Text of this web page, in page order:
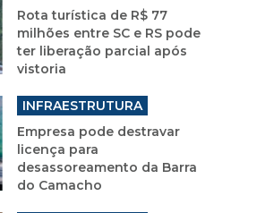
Rota turística de R$ 77
milhões entre SC e RS pode
ter liberação parcial após
vistoria
INFRAESTRUTURA
Empresa pode destravar
licença para
desassoreamento da Barra
do Camacho